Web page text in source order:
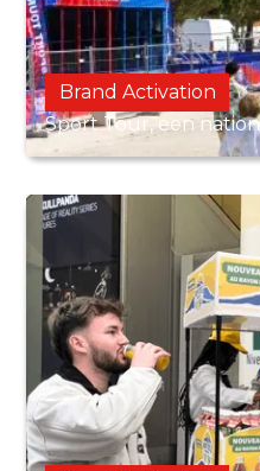
Brand Activation
Sport Tour, een